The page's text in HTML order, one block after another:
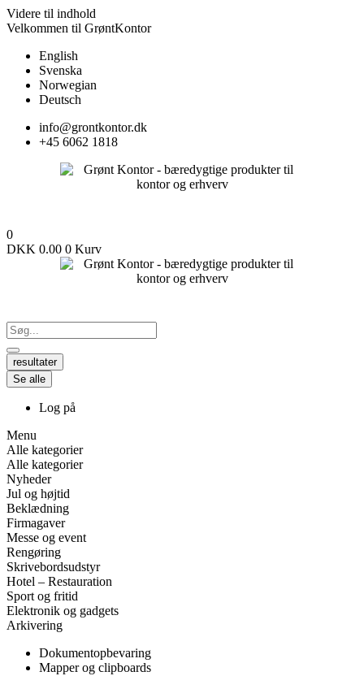
Videre til indhold
Velkommen til GrøntKontor
English
Svenska
Norwegian
Deutsch
info@grontkontor.dk
+45 6062 1818
0
DKK 0.00 0 Kurv
resultater
Se alle
Log på
Menu
Alle kategorier
Alle kategorier
Nyheder
Jul og højtid
Beklædning
Firmagaver
Messe og event
Rengøring
Skrivebordsudstyr
Hotel – Restauration
Sport og fritid
Elektronik og gadgets
Arkivering
Dokumentopbevaring
Mapper og clipboards